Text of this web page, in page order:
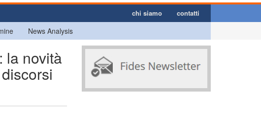
chi siamo contatti
News Analysis
la novità